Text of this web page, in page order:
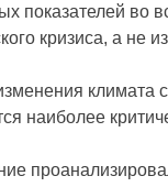
показателей во
кризиса, а не
климата
наиболее